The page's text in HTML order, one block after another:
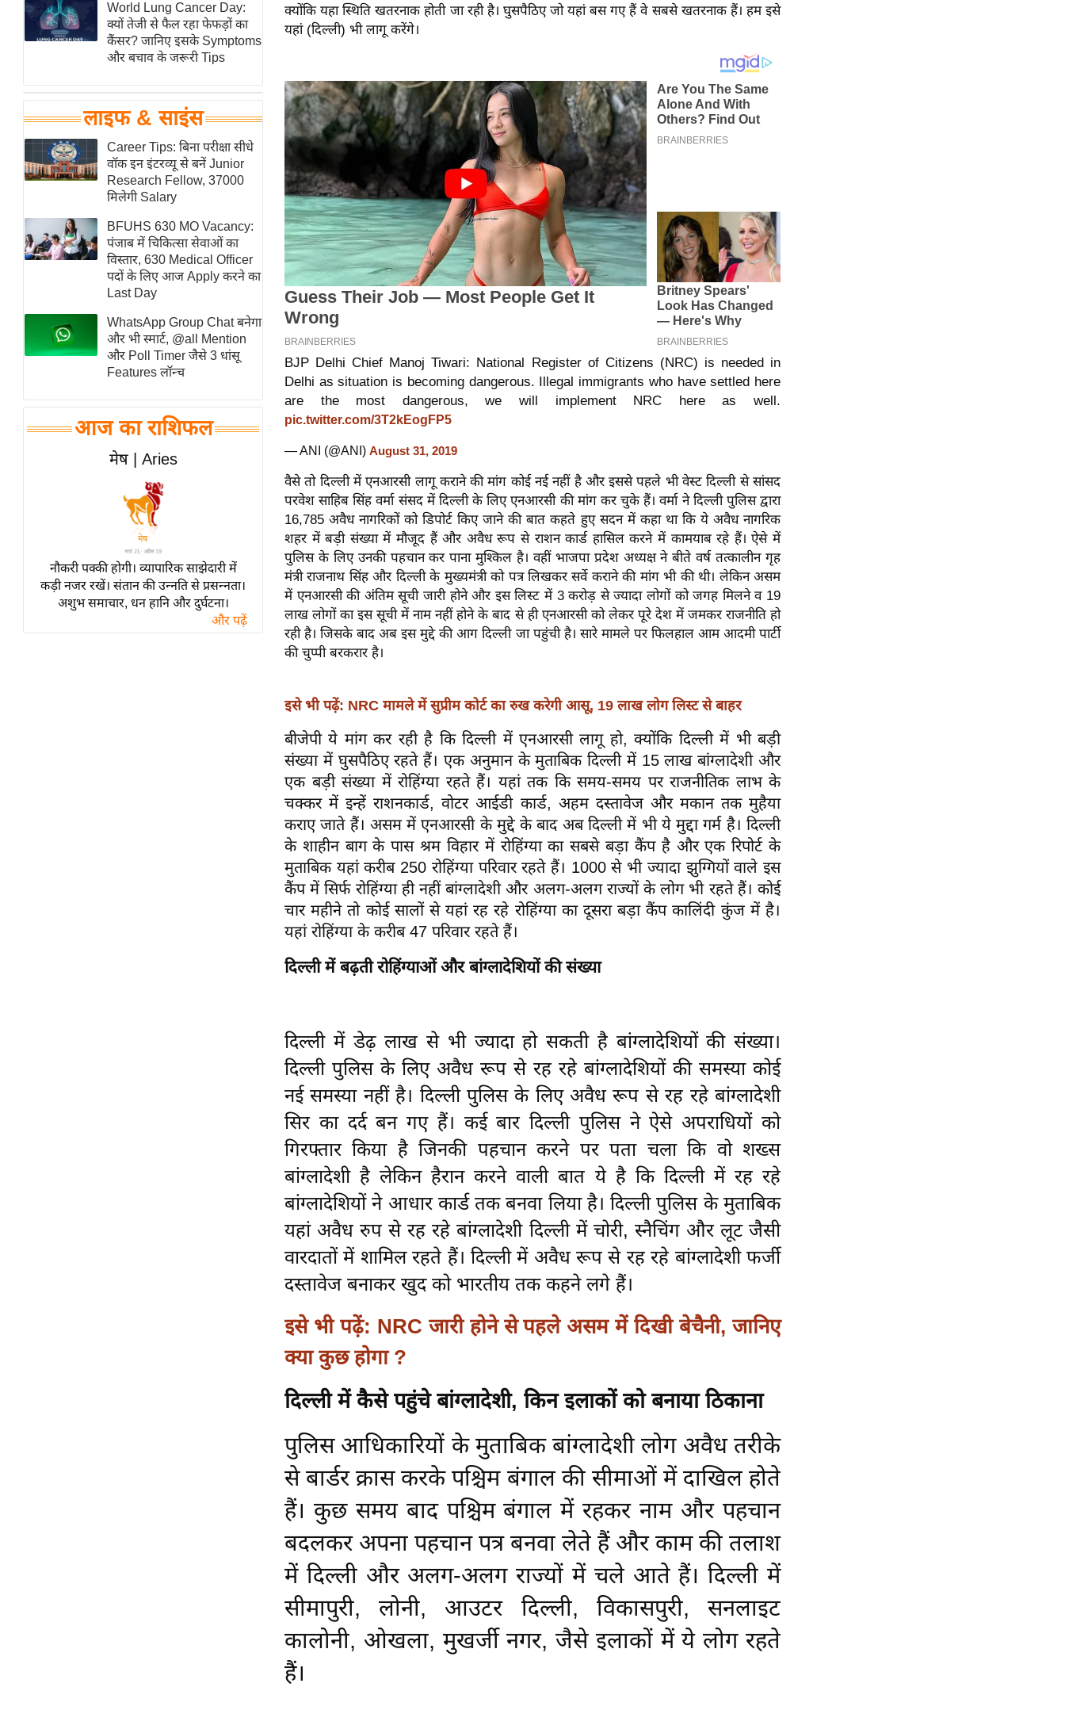
News
लाइफस्टाइल
टेक्नॉलॉजी
ब्यूटी/फैशन
घरेलू नुस्खे
पर्यटन स्थल
फिटनेस मंत्रा
रिलेशनशिप
विश्लेषण
समसामयिक
मातृभूमि
स्तंभ
एम.
आर.
चाय पर
समीक्षा
व्रत
त्योहार
राशिफल
विशेष
World Lung Cancer Day:
क्यों तेजी से फैल रहा फेफड़ों का
कैंसर? जानिए इसके Symptoms
और बचाव के जरूरी Tips
लाइफ & साइंस
Career Tips: बिना परीक्षा सीधे
वॉक इन इंटरव्यू से बनें Junior
Research Fellow, 37000
मिलेगी Salary
BFUHS 630 MO Vacancy:
पंजाब में चिकित्सा सेवाओं का
विस्तार, 630 Medical Officer
पदों के लिए आज Apply करने का
Last Day
WhatsApp Group Chat बनेगा
और भी स्मार्ट, @all Mention
और Poll Timer जैसे 3 धांसू
Features लॉन्च
आज का राशिफल
मेष | Aries
नौकरी पक्की होगी। व्यापारिक साझेदारी में
कड़ी नजर रखें। संतान की उन्नति से प्रसन्नता।
अशुभ समाचार, धन हानि और दुर्घटना।
और पढ़ें
क्योंकि यहा स्थिति खतरनाक होती जा रही है। घुसपैठिए जो यहां बस गए हैं वे सबसे खतरनाक हैं। हम इसे
यहां (दिल्ली) भी लागू करेंगे।
BJP Delhi Chief Manoj Tiwari: National Register of Citizens (NRC) is needed in
Delhi as situation is becoming dangerous. Illegal immigrants who have settled here
are the most dangerous, we will implement NRC here as well.
pic.twitter.com/3T2kEogFP5
— ANI (@ANI) August 31, 2019
वैसे तो दिल्ली में एनआरसी लागू कराने की मांग कोई नई नहीं है और इससे पहले भी वेस्ट दिल्ली से सांसद
परवेश साहिब सिंह वर्मा संसद में दिल्ली के लिए एनआरसी की मांग कर चुके हैं। वर्मा ने दिल्ली पुलिस द्वारा
16,785 अवैध नागरिकों को डिपोर्ट किए जाने की बात कहते हुए सदन में कहा था कि ये अवैध नागरिक
शहर में बड़ी संख्या में मौजूद हैं और अवैध रूप से राशन कार्ड हासिल करने में कामयाब रहे हैं। ऐसे में
पुलिस के लिए उनकी पहचान कर पाना मुश्किल है। वहीं भाजपा प्रदेश अध्यक्ष ने बीते वर्ष तत्कालीन गृह
मंत्री राजनाथ सिंह और दिल्ली के मुख्यमंत्री को पत्र लिखकर सर्वे कराने की मांग भी की थी। लेकिन असम
में एनआरसी की अंतिम सूची जारी होने और इस लिस्ट में 3 करोड़ से ज्यादा लोगों को जगह मिलने व 19
लाख लोगों का इस सूची में नाम नहीं होने के बाद से ही एनआरसी को लेकर पूरे देश में जमकर राजनीति हो
रही है। जिसके बाद अब इस मुद्दे की आग दिल्ली जा पहुंची है। सारे मामले पर फिलहाल आम आदमी पार्टी
की चुप्पी बरकरार है।
इसे भी पढ़ें: NRC मामले में सुप्रीम कोर्ट का रुख करेगी आसू, 19 लाख लोग लिस्ट से बाहर
बीजेपी ये मांग कर रही है कि दिल्ली में एनआरसी लागू हो, क्योंकि दिल्ली में भी बड़ी
संख्या में घुसपैठिए रहते हैं। एक अनुमान के मुताबिक दिल्ली में 15 लाख बांग्लादेशी और
एक बड़ी संख्या में रोहिंग्या रहते हैं। यहां तक कि समय-समय पर राजनीतिक लाभ के
चक्कर में इन्हें राशनकार्ड, वोटर आईडी कार्ड, अहम दस्तावेज और मकान तक मुहैया
कराए जाते हैं। असम में एनआरसी के मुद्दे के बाद अब दिल्ली में भी ये मुद्दा गर्म है। दिल्ली
के शाहीन बाग के पास श्रम विहार में रोहिंग्या का सबसे बड़ा कैंप है और एक रिपोर्ट के
मुताबिक यहां करीब 250 रोहिंग्या परिवार रहते हैं। 1000 से भी ज्यादा झुग्गियों वाले इस
कैंप में सिर्फ रोहिंग्या ही नहीं बांग्लादेशी और अलग-अलग राज्यों के लोग भी रहते हैं। कोई
चार महीने तो कोई सालों से यहां रह रहे रोहिंग्या का दूसरा बड़ा कैंप कालिंदी कुंज में है।
यहां रोहिंग्या के करीब 47 परिवार रहते हैं।
दिल्ली में बढ़ती रोहिंग्याओं और बांग्लादेशियों की संख्या
दिल्ली में डेढ़ लाख से भी ज्यादा हो सकती है बांग्लादेशियों की संख्या।
दिल्ली पुलिस के लिए अवैध रूप से रह रहे बांग्लादेशियों की समस्या कोई
नई समस्या नहीं है। दिल्ली पुलिस के लिए अवैध रूप से रह रहे बांग्लादेशी
सिर का दर्द बन गए हैं। कई बार दिल्ली पुलिस ने ऐसे अपराधियों को
गिरफ्तार किया है जिनकी पहचान करने पर पता चला कि वो शख्स
बांग्लादेशी है लेकिन हैरान करने वाली बात ये है कि दिल्ली में रह रहे
बांग्लादेशियों ने आधार कार्ड तक बनवा लिया है। दिल्ली पुलिस के मुताबिक
यहां अवैध रुप से रह रहे बांग्लादेशी दिल्ली में चोरी, स्नैचिंग और लूट जैसी
वारदातों में शामिल रहते हैं। दिल्ली में अवैध रूप से रह रहे बांग्लादेशी फर्जी
दस्तावेज बनाकर खुद को भारतीय तक कहने लगे हैं।
इसे भी पढ़ें: NRC जारी होने से पहले असम में दिखी बेचैनी, जानिए
क्या कुछ होगा ?
दिल्ली में कैसे पहुंचे बांग्लादेशी, किन इलाकों को बनाया ठिकाना
पुलिस आधिकारियों के मुताबिक बांग्लादेशी लोग अवैध तरीके
से बार्डर क्रास करके पश्चिम बंगाल की सीमाओं में दाखिल होते
हैं। कुछ समय बाद पश्चिम बंगाल में रहकर नाम और पहचान
बदलकर अपना पहचान पत्र बनवा लेते हैं और काम की तलाश
में दिल्ली और अलग-अलग राज्यों में चले आते हैं। दिल्ली में
सीमापुरी, लोनी, आउटर दिल्ली, विकासपुरी, सनलाइट
कालोनी, ओखला, मुखर्जी नगर, जैसे इलाकों में ये लोग रहते
हैं।